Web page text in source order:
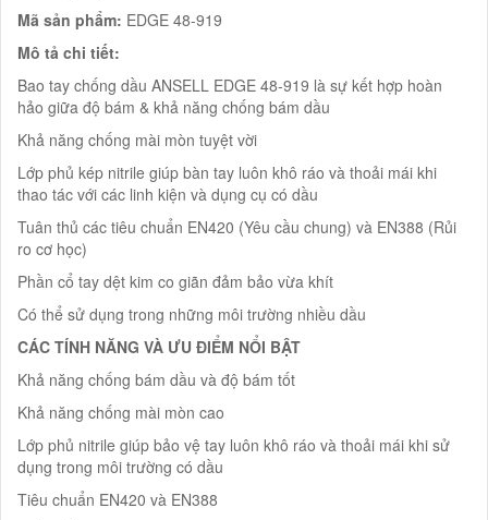
Mã sản phẩm: EDGE 48-919
Mô tả chi tiết:
Bao tay chống dầu ANSELL EDGE 48-919 là sự kết hợp hoàn
hảo giữa độ bám & khả năng chống bám dầu
Khả năng chống mài mòn tuyệt vời
Lớp phủ kép nitrile giúp bàn tay luôn khô ráo và thoải mái khi
thao tác với các linh kiện và dụng cụ có dầu
Tuân thủ các tiêu chuẩn EN420 (Yêu cầu chung) và EN388 (Rủi
ro cơ học)
Phần cổ tay dệt kim co giãn đảm bảo vừa khít
Có thể sử dụng trong những môi trường nhiều dầu
CÁC TÍNH NĂNG VÀ ƯU ĐIỂM NỔI BẬT
Khả năng chống bám dầu và độ bám tốt
Khả năng chống mài mòn cao
Lớp phủ nitrile giúp bảo vệ tay luôn khô ráo và thoải mái khi sử
dụng trong môi trường có dầu
Tiêu chuẩn EN420 và EN388